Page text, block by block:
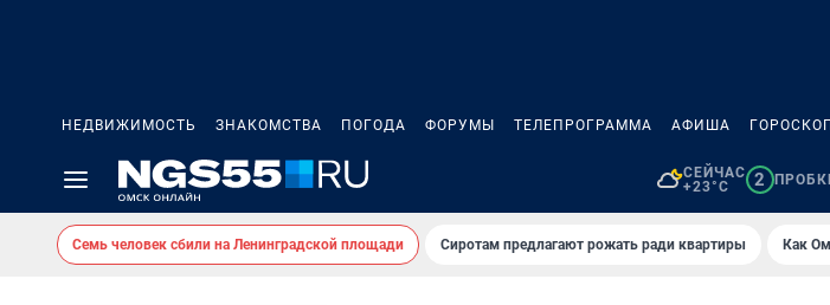
НЕДВИЖИМОСТЬ ЗНАКОМСТВА ПОГОДА ФОРУМЫ ТЕЛЕПРОГРАММА АФИША ГОРОСКОП
СЕЙЧАС
+23°C
2
Семь человек сбили на Ленинградской площади Сиротам предлагают рожать ради квартиры Как